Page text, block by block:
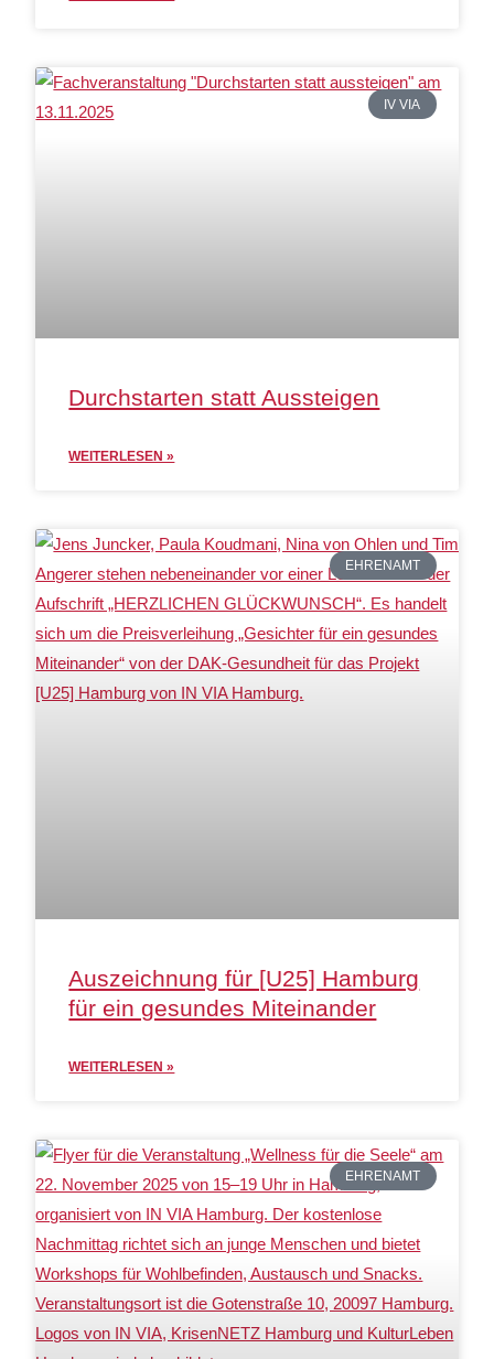
IV VIA
Durchstarten statt Aussteigen
WEITERLESEN »
EHRENAMT
Auszeichnung für [U25] Hamburg
für ein gesundes Miteinander
WEITERLESEN »
EHRENAMT